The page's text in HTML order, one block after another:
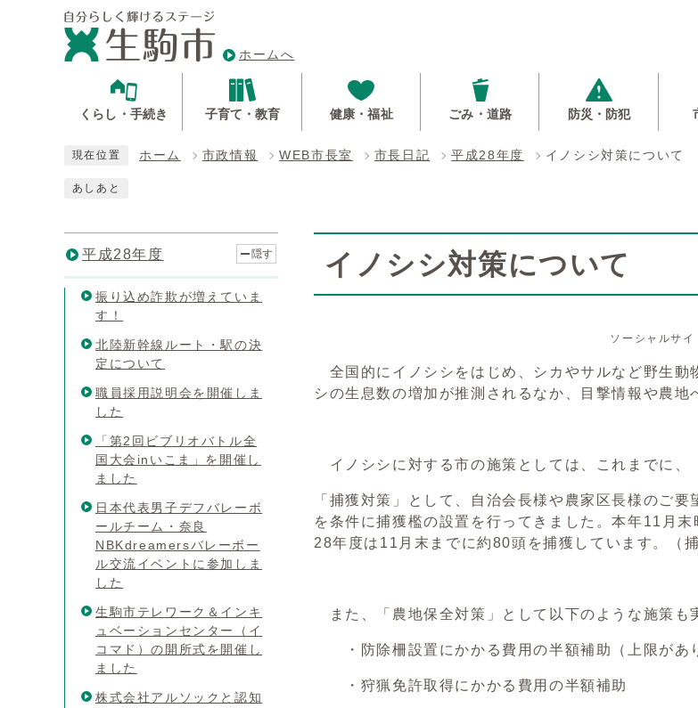
ホームへ
くらし・手続き 子育て・教育 健康・福祉 ごみ・道路 防災・防犯
現在位置 ホーム 市政情報 WEB市長室 市長日記 平成28年度 イノシシ対策について
あしあと
イノシシ対策について
ソーシャルサ
全国的にイノシシをはじめ、シカやサルなど野生動
シの生息数の増加が推測されるなか、目撃情報や農地
イノシシに対する市の施策としては、これまでに、
「捕獲対策」として、自治会長様や農家区長様のご
を条件に捕獲檻の設置を行ってきました。本年11月
28年度は11月末までに約80頭を捕獲しています。（
また、「農地保全対策」として以下のような施策も
・防除柵設置にかかる費用の半額補助（上限があ
・狩猟免許取得にかかる費用の半額補助
平成28年度 隠す
振り込め詐欺が増えていま
す！
北陸新幹線ルート・駅の決
定について
職員採用説明会を開催しま
した
「第2回ビブリオバトル全
国大会inいこま」を開催し
ました
日本代表男子デフバレーボ
ールチーム・奈良
NBKdreamersバレーボー
ル交流イベントに参加しま
した
生駒市テレワーク＆インキ
ュベーションセンター（イ
コマド）の開所式を開催し
ました
株式会社アルソックと認知